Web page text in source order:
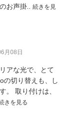
お声掛.. 続きを見
月08日
アな光で、とて
の切り替えも、し
。 取り付けは、
きを見る